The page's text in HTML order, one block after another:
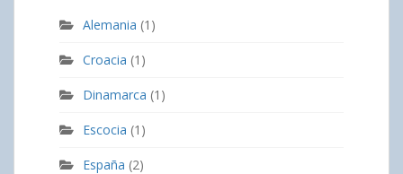
Alemania (1)
Croacia (1)
Dinamarca (1)
Escocia (1)
España (2)